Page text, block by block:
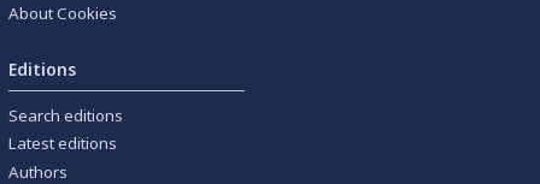
About Cookies
Editions
Search editions
Latest editions
Authors